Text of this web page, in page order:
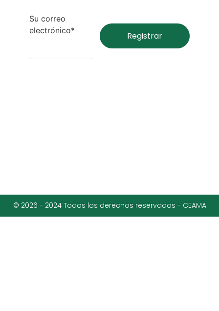
Su correo
electrónico*
© 2026 - 2024 Todos los derechos reservados - CEAMA